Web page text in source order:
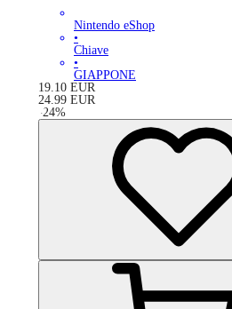
Nintendo eShop
•
Chiave
•
GIAPPONE
19.10 EUR
24.99 EUR
-24%